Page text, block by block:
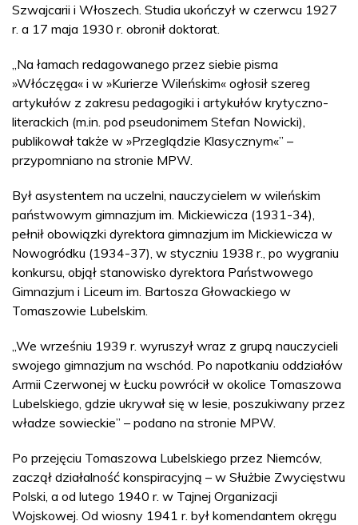
Szwajcarii i Włoszech. Studia ukończył w czerwcu 1927
r. a 17 maja 1930 r. obronił doktorat.
„Na łamach redagowanego przez siebie pisma
»Włóczęga« i w »Kurierze Wileńskim« ogłosił szereg
artykułów z zakresu pedagogiki i artykułów krytyczno-
literackich (m.in. pod pseudonimem Stefan Nowicki),
publikował także w »Przeglądzie Klasycznym«” –
przypomniano na stronie MPW.
Był asystentem na uczelni, nauczycielem w wileńskim
państwowym gimnazjum im. Mickiewicza (1931-34),
pełnił obowiązki dyrektora gimnazjum im Mickiewicza w
Nowogródku (1934-37), w styczniu 1938 r., po wygraniu
konkursu, objął stanowisko dyrektora Państwowego
Gimnazjum i Liceum im. Bartosza Głowackiego w
Tomaszowie Lubelskim.
„We wrześniu 1939 r. wyruszył wraz z grupą nauczycieli
swojego gimnazjum na wschód. Po napotkaniu oddziałów
Armii Czerwonej w Łucku powrócił w okolice Tomaszowa
Lubelskiego, gdzie ukrywał się w lesie, poszukiwany przez
władze sowieckie” – podano na stronie MPW.
Po przejęciu Tomaszowa Lubelskiego przez Niemców,
zaczął działalność konspiracyjną – w Służbie Zwycięstwu
Polski, a od lutego 1940 r. w Tajnej Organizacji
Wojskowej. Od wiosny 1941 r. był komendantem okręgu